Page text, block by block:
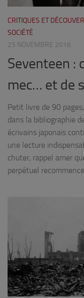
CRITIQUES ET
SOCIÉTÉ
25 NOVEMBRE 2016
Seventeen :
mec… et de
Petit livre de 90
dans la bibliographie
écrivains japonais
une lecture
chuter, rappel amer
perpétuel